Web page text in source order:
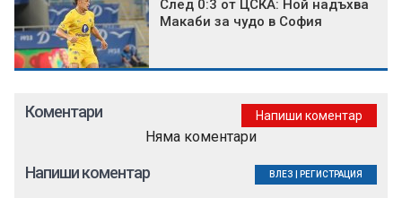
След 0:3 от ЦСКА: Ной надъхва
Макаби за чудо в София
Коментари Напиши коментар
Няма коментари
Напиши коментар ВЛЕЗ РЕГИСТРАЦИЯ